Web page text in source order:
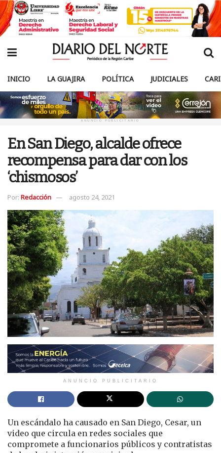
INICIO LA GUAJIRA POLÍTICA JUDICIALES
ANUNCIO PUBLICITARIO
En San Diego, alcalde ofrece
recompensa para dar con los
‘chismosos’
Por: Redacción agosto 24, 2021
ANUNCIO PUBLICITARIO
Un escándalo ha causado en San Diego, Cesar, un
video que circula en redes sociales que
compromete a funcionarios públicos y contratistas